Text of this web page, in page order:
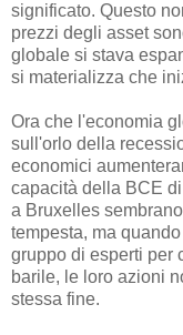
significato. Questo
prezzi degli asset
globale si stava
si materializza che
Ora che l'economia
sull'orlo della
economici
capacità della BCE
a Bruxelles
tempesta, ma
gruppo di esperti per
barile, le loro azioni
stessa fine.